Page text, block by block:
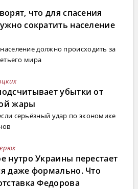
что для спасения
сократить население
должно происходить за
мира
убытки от
жары
серьёзный удар по экономике
нутро Украины перестает
даже формально. Что
Федорова